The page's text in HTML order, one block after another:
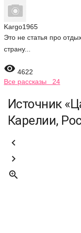
Kargo1965
Это не статья про
страну...
 4622
Все рассказы 24
Источник
Карелии,


